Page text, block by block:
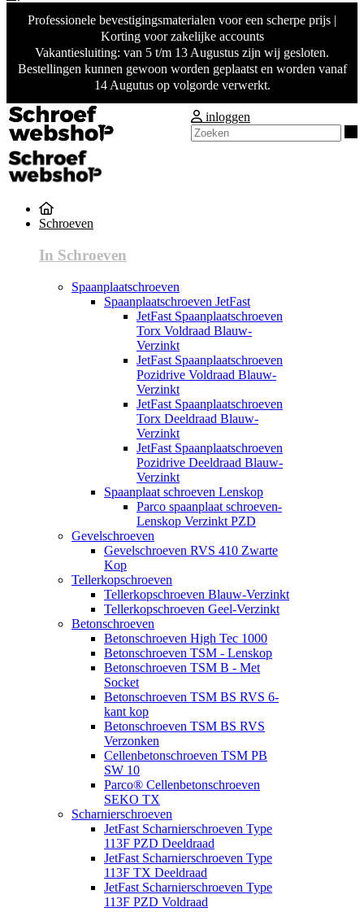
Professionele bevestigingsmaterialen voor een scherpe prijs |
Korting voor zakelijke accounts
Vakantiesluiting: van 5 t/m 13 Augustus zijn wij gesloten.
Bestellingen kunnen gewoon worden geplaatst en worden vanaf
14 Augutus op volgorde verwerkt.
inloggen
Schroeven
In Schroeven
Spaanplaatschroeven
Spaanplaatschroeven JetFast
JetFast Spaanplaatschroeven
Torx Voldraad Blauw-
Verzinkt
JetFast Spaanplaatschroeven
Pozidrive Voldraad Blauw-
Verzinkt
JetFast Spaanplaatschroeven
Torx Deeldraad Blauw-
Verzinkt
JetFast Spaanplaatschroeven
Pozidrive Deeldraad Blauw-
Verzinkt
Spaanplaat schroeven Lenskop
Parco spaanplaat schroeven-
Lenskop Verzinkt PZD
Gevelschroeven
Gevelschroeven RVS 410 Zwarte
Kop
Tellerkopschroeven
Tellerkopschroeven Blauw-Verzinkt
Tellerkopschroeven Geel-Verzinkt
Betonschroeven
Betonschroeven High Tec 1000
Betonschroeven TSM - Lenskop
Betonschroeven TSM B - Met
Socket
Betonschroeven TSM BS RVS 6-
kant kop
Betonschroeven TSM BS RVS
Verzonken
Cellenbetonschroeven TSM PB
SW 10
Parco® Cellenbetonschroeven
SEKO TX
Scharnierschroeven
JetFast Scharnierschroeven Type
113F PZD Deeldraad
JetFast Scharnierschroeven Type
113F TX Deeldraad
JetFast Scharnierschroeven Type
113F PZD Voldraad